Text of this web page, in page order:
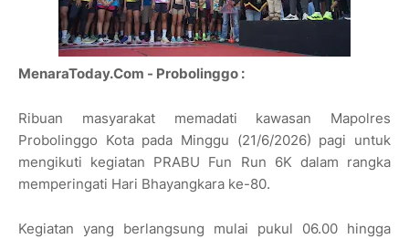
MenaraToday.Com - Probolinggo :
Ribuan masyarakat memadati kawasan Mapolres
Probolinggo Kota pada Minggu (21/6/2026) pagi untuk
mengikuti kegiatan PRABU Fun Run 6K dalam rangka
memperingati Hari Bhayangkara ke-80.
Kegiatan yang berlangsung mulai pukul 06.00 hingga